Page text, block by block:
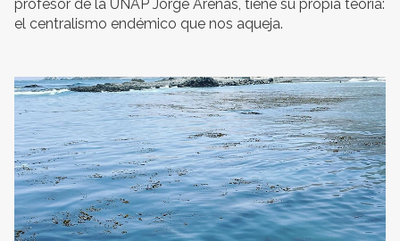
profesor de la UNAP Jorge Arenas, tiene su propia teoría:
el centralismo endémico que nos aqueja.